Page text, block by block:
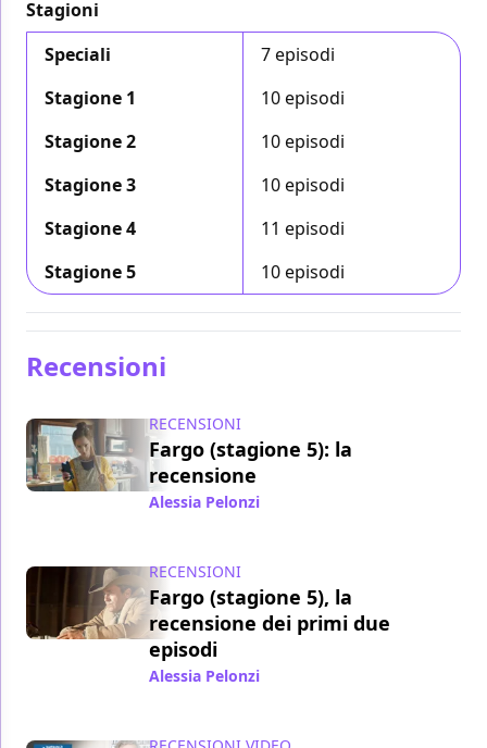
Stagioni
Speciali
7 episodi
Stagione 1
10 episodi
Stagione 2
10 episodi
Stagione 3
10 episodi
Stagione 4
11 episodi
Stagione 5
10 episodi
Recensioni
RECENSIONI
Fargo (stagione 5): la
recensione
Alessia Pelonzi
RECENSIONI
Fargo (stagione 5), la
recensione dei primi due
episodi
Alessia Pelonzi